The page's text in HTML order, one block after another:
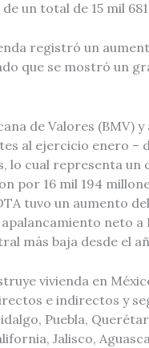
un total de 15 mil
registró un
que se mostró un
de Valores (BMV)
al ejercicio enero –
lo cual representa un
por 16 mil 194
tuvo un aumento
neto a
más baja desde el
vivienda en
e indirectos y
Puebla,
Jalisco,